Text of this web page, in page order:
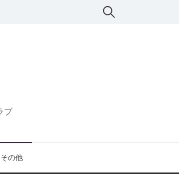
検
ブ
の他